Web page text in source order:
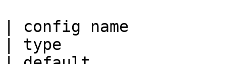
| config name
| type